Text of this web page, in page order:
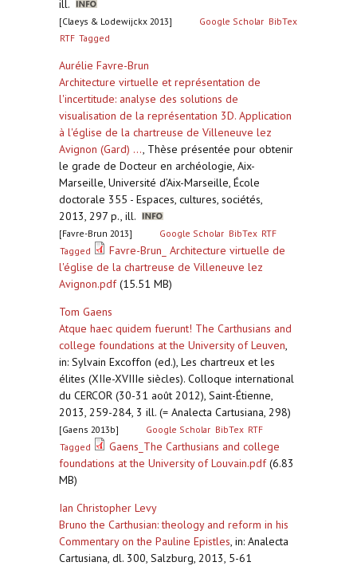
ill.
[Claeys & Lodewijckx 2013] Google Scholar BibTex
RTF Tagged
Aurélie Favre-Brun
Architecture virtuelle et représentation de
l'incertitude: analyse des solutions de
visualisation de la représentation 3D. Application
à l'église de la chartreuse de Villeneuve lez
Avignon (Gard) ..., Thèse présentée pour obtenir
le grade de Docteur en archéologie, Aix-
Marseille, Université d’Aix-Marseille, École
doctorale 355 - Espaces, cultures, sociétés,
2013, 297 p., ill.
[Favre-Brun 2013] Google Scholar BibTex RTF
Tagged
Favre-Brun_ Architecture virtuelle de
l'église de la chartreuse de Villeneuve lez
Avignon.pdf(15.51 MB)
Tom Gaens
Atque haec quidem fuerunt! The Carthusians and
college foundations at the University of Leuven,
in: Sylvain Excoffon (ed.), Les chartreux et les
élites (XIIe-XVIIIe siècles). Colloque international
du CERCOR (30-31 août 2012), Saint-Étienne,
2013, 259-284, 3 ill. (= Analecta Cartusiana, 298)
[Gaens 2013b] Google Scholar BibTex RTF
Tagged
Gaens_The Carthusians and college
foundations at the University of Louvain.pdf(6.83
MB)
Ian Christopher Levy
Bruno the Carthusian: theology and reform in his
Commentary on the Pauline Epistles, in: Analecta
Cartusiana, dl. 300, Salzburg, 2013, 5-61